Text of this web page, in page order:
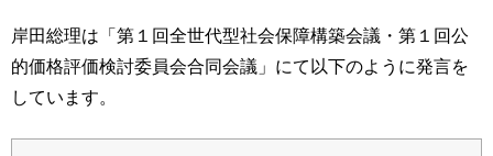
岸田総理は「第１回全世代型社会保障構築会議・第１回公
的価格評価検討委員会合同会議」にて以下のように発言を
しています。